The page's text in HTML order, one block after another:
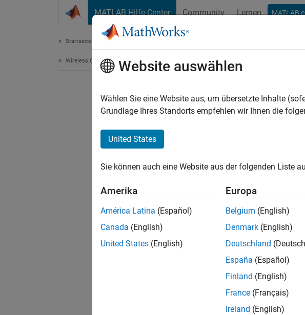
MATLAB Hilfe-Center Community Lernen MATLAB
Startseite der Dokumentation
Wireless CommunicationsWebsite auswählen
Wählen Sie eine Website aus, um übersetzte Inhalte
Grundlage Ihres Standorts empfehlen wir Ihnen die
United States
Sie können auch eine Website aus der folgenden Liste
Amerika
América Latina (Español)
Canada (English)
United States (English)
Europa
Belgium (English)
Denmark (English)
Deutschland
España (Español)
Finland (English)
France (Français)
Ireland (English)